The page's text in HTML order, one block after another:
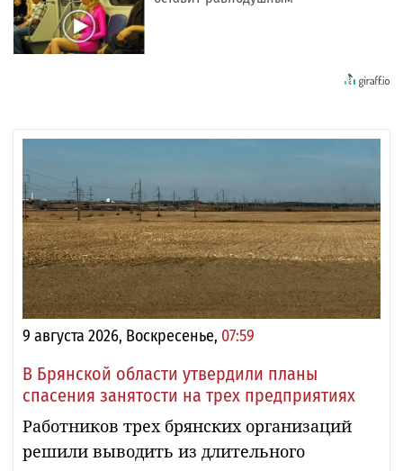
9 августа 2026, Воскресенье, 07:59
В Брянской области утвердили планы
спасения занятости на трех предприятиях
Работников трех брянских организаций
решили выводить из длительного